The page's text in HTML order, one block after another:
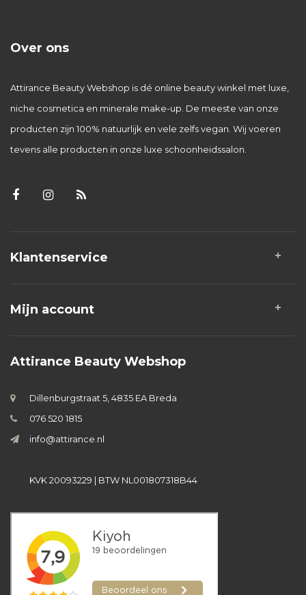
Over ons
Attirance Beauty Webshop is dé online beauty winkel met luxe,
niche cosmetica en minerale make-up. De meeste van onze
producten zijn 100% natuurlijk en vele zelfs vegan. Wij voeren
tevens alle producten in onze luxe schoonheidssalon.
Klantenservice
Mijn account
Attirance Beauty Webshop
Dillenburgstraat 5, 4835 EA Breda
076 520 1815
info@attirance.nl
KVK 20093229 | BTW NL001807318B44